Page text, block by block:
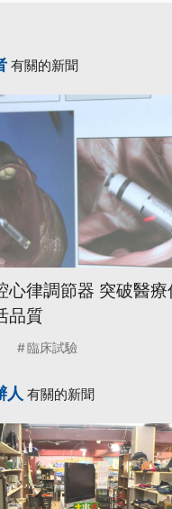
有關的新聞
心律調節器 突破醫療
品質
臨床試驗
人 有關的新聞